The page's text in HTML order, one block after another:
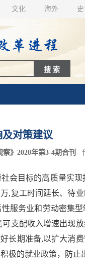
文化 海外
对策建议
察》2020年第3-4期合刊
目标的高质量实现
,复工时间延长、待
服务业和劳动密集
支配收入增速出现
长期准备,以扩大消
极的就业政策，防止